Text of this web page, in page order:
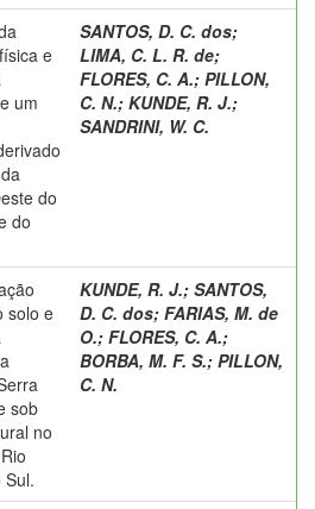
e
um
do
do
SANTOS, D. C. dos;
LIMA, C. L. R. de;
FLORES, C. A.; PILLON,
C. N.; KUNDE, R. J.;
SANDRINI, W. C.
solo e
sob
no
Sul.
KUNDE, R. J.; SANTOS,
D. C. dos; FARIAS, M. de
O.; FLORES, C. A.;
BORBA, M. F. S.; PILLON,
C. N.